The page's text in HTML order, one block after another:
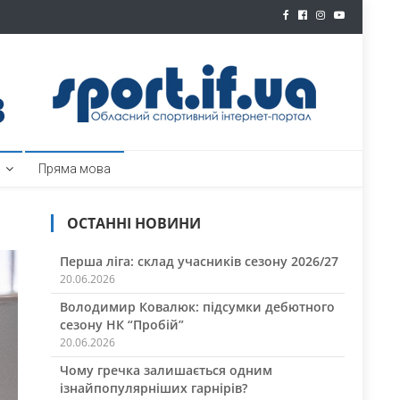
Пряма мова
ОСТАННІ НОВИНИ
Перша ліга: склад учасників сезону 2026/27
20.06.2026
Володимир Ковалюк: підсумки дебютного
сезону НК “Пробій”
20.06.2026
Чому гречка залишається одним
ізнайпопулярніших гарнірів?